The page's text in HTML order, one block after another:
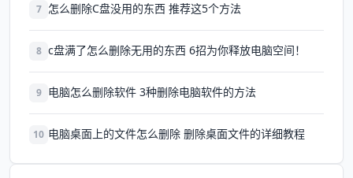
7 怎么删除C盘没用的东西 推荐这5个方法
8 c盘满了怎么删除无用的东西 6招为你释放电脑空间！
9 电脑怎么删除软件 3种删除电脑软件的方法
10 电脑桌面上的文件怎么删除 删除桌面文件的详细教程